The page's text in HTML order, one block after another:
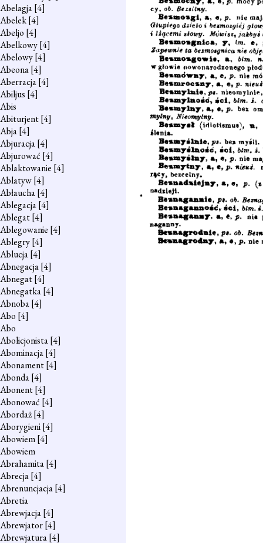
Abelagja[4]
Abelek[4]
Abeljo [4]
Abelkowy[4]
Abelowy[4]
Abeona[4]
Aberracja[4]
Abiljus [4]
Abis
Abiturjent[4]
Abja[4]
Abjuracja[4]
Abjurować [4]
Ablaktowanie [4]
Ablatyw[4]
Abłaucha[4]
Ablegacja[4]
Ablegat[4]
Ablegowanie [4]
Ablegry[4]
Ablucja[4]
Abnegacja[4]
Abnegat[4]
Abnegatka[4]
Abnoba[4]
Abo [4]
Abo
Abolicjonista[4]
Abominacja[4]
Abonament[4]
Abonda[4]
Abonent[4]
Abonować [4]
Abordaż[4]
Aborygieni[4]
Abowiem[4]
Abowiem
Abrahamita[4]
Abrecja[4]
Abrenuncjacja[4]
Abretia
Abrewjacja[4]
Abrewjator[4]
Abrewjatura[4]